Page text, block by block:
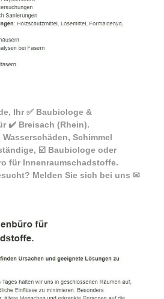
Ihr ✅ Baubiologe &
✔️ Breisach (Rhein).
Schimmel
☑️ Baubiologe oder
für Innenraumschadstoffe.
Melden Sie sich bei uns ✉